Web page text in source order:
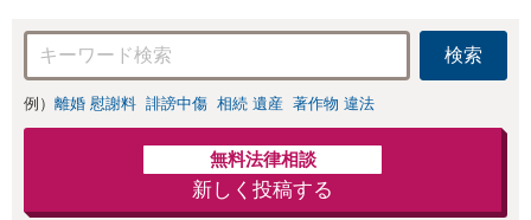
沢駅30秒】
検索
例） 離婚 慰謝料 誹謗中傷 相続 遺産 著作物 違法
無料法律相談
新しく投稿する